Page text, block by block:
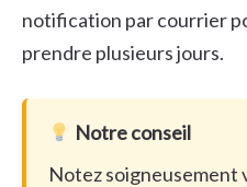
notification par courrier
prendre plusieurs jours.
Notre conseil
Notez soigneusement